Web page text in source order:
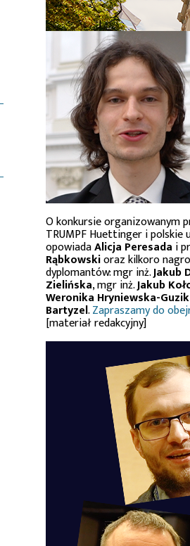
O konkursie organizowanym
TRUMPF Huettinger i polskie
opowiadaAlicja Peresada i
Rąbkowskioraz kilkoro
dyplomantów: mgr inż.Jakub
Zielińska, mgr inż.Jakub
Weronika Hryniewska-Guzik
Bartyzel.Zapraszamy do
[materiał redakcyjny]